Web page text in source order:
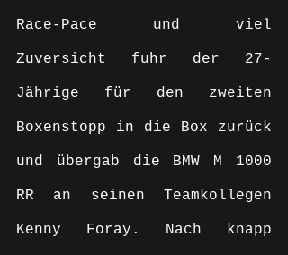
Race-Pace und viel
Zuversicht fuhr der 27-
Jährige für den zweiten
Boxenstopp in die Box zurück
und übergab die BMW M 1000
RR an seinen Teamkollegen
Kenny Foray. Nach knapp